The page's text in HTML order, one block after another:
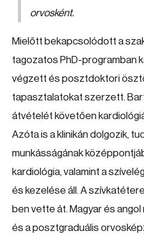
orvosként.
Mielőtt bekapcsolódott a
tagozatos PhD-programban
végzett és posztdoktori
tapasztalatokat szerzett.
átvételét követően
Azóta is a klinikán dolgozik,
munkásságának
kardiológia, valamint a
és kezelése áll. A
ben vette át. Magyar és
és a posztgraduális